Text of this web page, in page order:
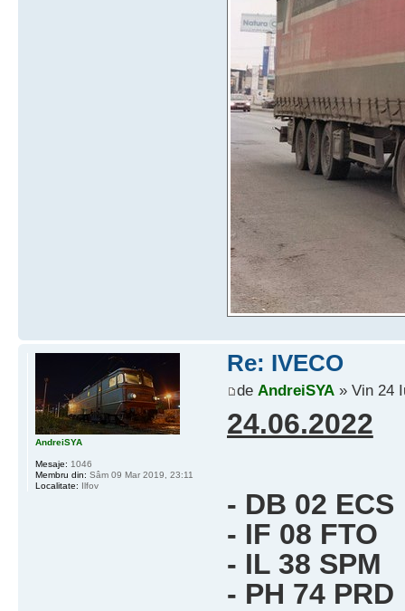
Re: IVECO
de AndreiSYA» Vin 24
24.06.2022
- DB 02 ECS
- IF 08 FTO
- IL 38 SPM
- PH 74 PRD
AndreiSYA
Mesaje: 1046
Membru din: Sâm 09 Mar 2019, 23:11
Localitate: Ilfov